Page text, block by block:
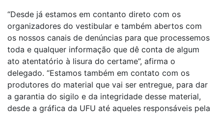
“Desde já estamos em contanto direto com os
organizadores do vestibular e também abertos com
os nossos canais de denúncias para que processemos
toda e qualquer informação que dê conta de algum
ato atentatório à lisura do certame”, afirma o
delegado. “Estamos também em contato com os
produtores do material que vai ser entregue, para dar
a garantia do sigilo e da integridade desse material,
desde a gráfica da UFU até aqueles responsáveis pela